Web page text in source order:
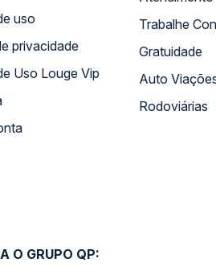
Termos de uso
de privacidade
de Uso Louge Vip
Conta
Trabalhe
Gratuidade
Auto
Rodoviárias
O GRUPO QP: